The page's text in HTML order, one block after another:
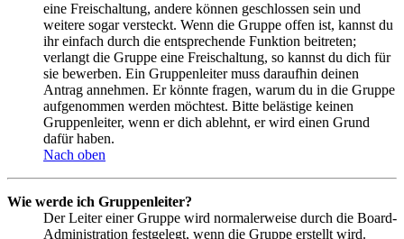
eine Freischaltung, andere können geschlossen sein und
weitere sogar versteckt. Wenn die Gruppe offen ist, kannst du
ihr einfach durch die entsprechende Funktion beitreten;
verlangt die Gruppe eine Freischaltung, so kannst du dich für
sie bewerben. Ein Gruppenleiter muss daraufhin deinen
Antrag annehmen. Er könnte fragen, warum du in die Gruppe
aufgenommen werden möchtest. Bitte belästige keinen
Gruppenleiter, wenn er dich ablehnt, er wird einen Grund
dafür haben.
Nach oben
Wie werde ich Gruppenleiter?
Der Leiter einer Gruppe wird normalerweise durch die Board-
Administration festgelegt, wenn die Gruppe erstellt wird.